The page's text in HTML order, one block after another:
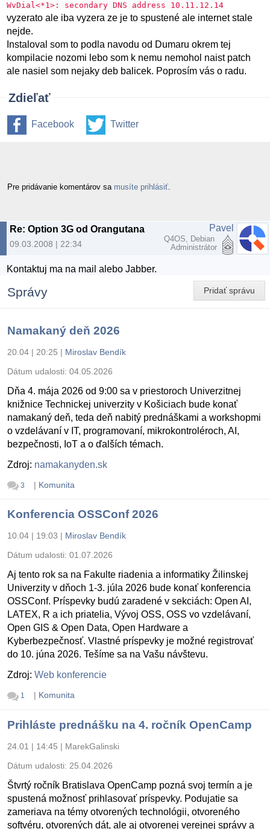
WvDial<*1>: secondary DNS address 10.11.12.14
vyzerato ale iba vyzera ze je to spustené ale internet stale
nejde.
Instaloval som to podla navodu od Dumaru okrem tej
kompilacie nozomi lebo som k nemu nemohol naist patch
ale nasiel som nejaky deb balicek. Poprosím vás o radu.
Zdieľať
Facebook Twitter
Pre pridávanie komentárov sa musíte prihlásiť
Re: Option 3G od Orangutana
09.03.2008 | 22:34
Pavel
Q4OS, Debian
Administrátor
Kontaktuj ma na mail alebo Jabber.
Pridať správu
Správy
Namakaný deň 2026
20.04 | 20:25 | Miroslav Bendík
Dátum udalosti: 04.05.2026
Dňa 4. mája 2026 od 9:00 sa v priestoroch Univerzitnej
knižnice Technickej univerzity v Košiciach bude konať
namakaný deň, teda deň nabitý prednáškami a workshopmi
o vzdelávaní v IT, programovaní, mikrokontroléroch, AI,
bezpečnosti, IoT a o ďalších témach.
Zdroj: namakanyden.sk
3 | Komunita
Konferencia OSSConf 2026
10.04 | 19:03 | Miroslav Bendík
Dátum udalosti: 01.07.2026
Aj tento rok sa na Fakulte riadenia a informatiky Žilinskej
Univerzity v dňoch 1-3. júla 2026 bude konať konferencia
OSSConf. Príspevky budú zaradené v sekciách: Open AI,
LATEX, R a ich priatelia, Vývoj OSS, OSS vo vzdelávaní,
Open GIS & Open Data, Open Hardware a
Kyberbezpečnosť. Vlastné príspevky je možné registrovať
do 10. júna 2026. Tešíme sa na Vašu návštevu.
Zdroj: Web konferencie
1 | Komunita
Prihláste prednášku na 4. ročník OpenCamp
24.01 | 14:45 | MarekGalinski
Dátum udalosti: 25.04.2026
Štvrtý ročník Bratislava OpenCamp pozná svoj termín a je
spustená možnosť prihlasovať príspevky. Podujatie sa
zameriava na témy otvorených technológii, otvoreného
softvéru, otvorených dát, ale aj otvorenej verejnej správy a